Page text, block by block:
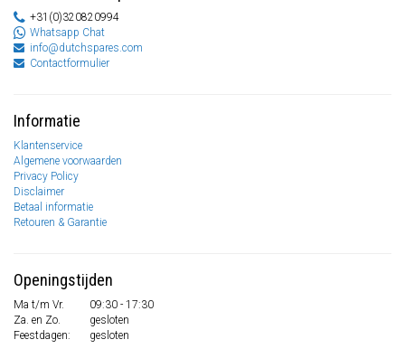
+31(0)320820994
Whatsapp Chat
info@dutchspares.com
Contactformulier
Informatie
Klantenservice
Algemene voorwaarden
Privacy Policy
Disclaimer
Betaal informatie
Retouren & Garantie
Openingstijden
Ma t/m Vr.
09:30 - 17:30
Za. en Zo.
gesloten
Feestdagen:
gesloten